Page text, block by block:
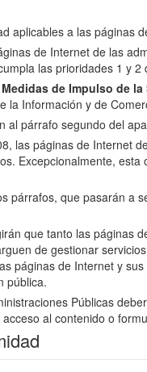
aplicables a las páginas
de Internet de las
las prioridades 1 y
Medidas de Impulso de
la Información y de
al párrafo segundo del
las páginas de Internet
Excepcionalmente,
párrafos, que pasarán a
que tanto las páginas
de gestionar
páginas de Internet y
pública.
Públicas
al contenido o